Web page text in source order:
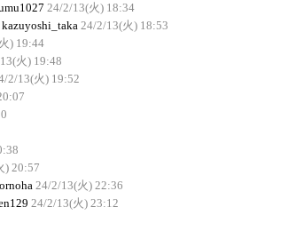
24/2/13(火) 18:34
kazuyoshi_taka 24/2/13(火) 18:53
) 19:44
火) 19:48
2/13(火) 19:52
) 20:57
24/2/13(火) 22:36
24/2/13(火) 23:12